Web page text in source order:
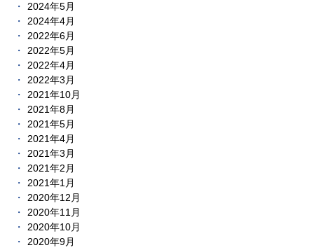
2024年5月
2024年4月
2022年6月
2022年5月
2022年4月
2022年3月
2021年10月
2021年8月
2021年5月
2021年4月
2021年3月
2021年2月
2021年1月
2020年12月
2020年11月
2020年10月
2020年9月